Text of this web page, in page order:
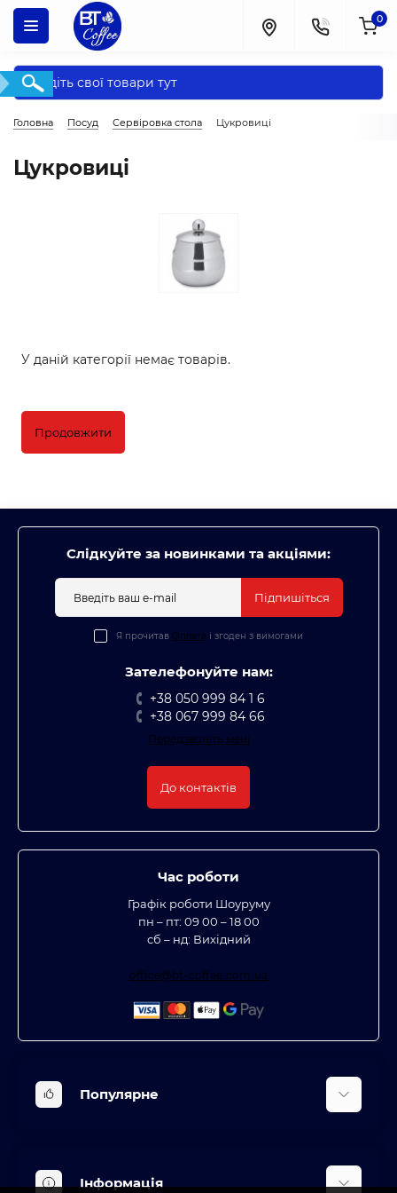
0
Головна Посуд Сервіровка стола Цукровиці
Цукровиці
У даній категорії немає товарів.
Продовжити
Слідкуйте за новинками та акціями:
Підпишіться
Я прочитав Оплата і згоден з вимогами
Зателефонуйте нам:
+38 050 999 84 1 6
+38 067 999 84 66
Передзвоніть мені
До контактів
Час роботи
Графік роботи Шоуруму
пн – пт: 09 00 – 18 00
сб – нд: Вихідний
office@bt-coffee.com.ua
Популярне
Кліматична техніка
Інформація